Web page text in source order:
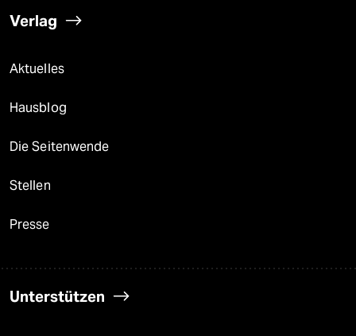
Verlag
Aktuelles
Hausblog
Die Seitenwende
Stellen
Presse
Unterstützen